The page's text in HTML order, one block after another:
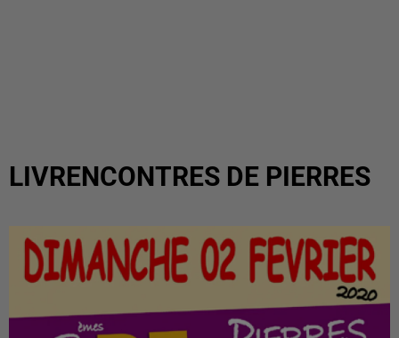
LIVRENCONTRES DE PIERRES